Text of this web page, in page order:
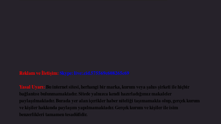
Reklam ve İletişim:Skype: live:.cid.575569c608265c69
Yasal Uyarı: Bu internet sitesi, herhangi bir marka, kurum veya şahıs şirketi ile hiçbir
bağlantısı bulunmamaktadır. Sitede yalnızca kendi hazırladığımız makaleler
paylaşılmaktadır. Burada yer alan içerikler haber niteliği taşımamakta olup, gerçek kurum
ve kişiler hakkında paylaşım yapılmamaktadır. Gerçek kurum ve kişiler ile isim
benzerlikleri tamamen tesadüfidir.